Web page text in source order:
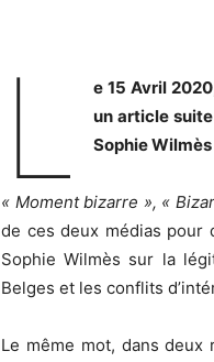
L e 15 Avril
un article
Sophie
« Moment bizarre », «
de ces deux médias pour
Sophie Wilmès sur la
Belges et les conflits
Le même mot, dans deux